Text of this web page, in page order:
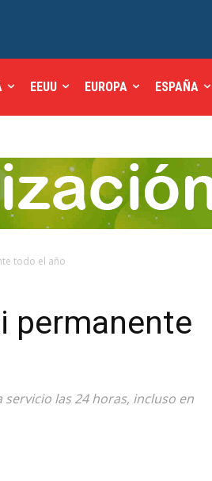
EEUU EUROPA ESPAÑA
todo el año
permanente
las 24 horas, incluso en